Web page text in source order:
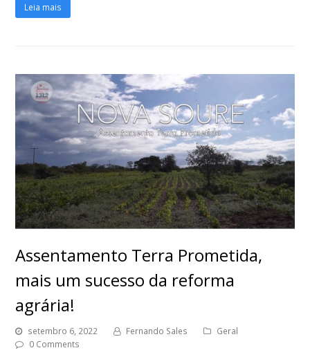
Leia mais
Assentamento Terra Prometida,
mais um sucesso da reforma
agrária!
setembro 6, 2022 Fernando Sales
Geral
0 Comments